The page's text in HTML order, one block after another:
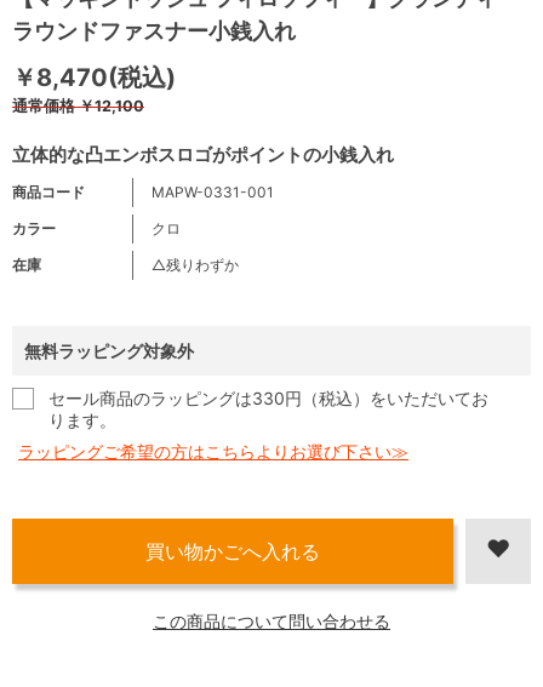
ラウンドファスナー小銭入れ
立体的な凸エンボスロゴがポイントの小銭入れ
￥8,470(税込)
通常価格￥12,100
商品コード
MAPW-0331-001
カラー
クロ
在庫
△残りわずか
無料ラッピング対象外
セール商品のラッピングは330円（税込）をいただいてお
ります。
ラッピングご希望の方はこちらよりお選び下さい≫
この商品について問い合わせる